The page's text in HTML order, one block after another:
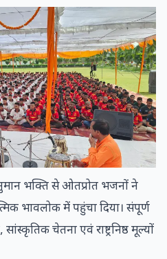
भक्ति से ओतप्रोत भजनों ने
भावलोक में पहुंचा दिया। संपूर्ण
चेतना एवं राष्ट्रनिष्ठ मूल्यों